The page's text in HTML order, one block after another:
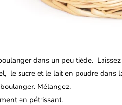
dans un peu tiède.
le sucre et le lait en poudre dans
Mélangez.
en pétrissant.